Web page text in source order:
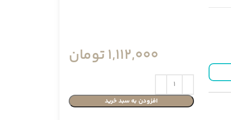
1,112,000تومان
افزودن به سبد خرید